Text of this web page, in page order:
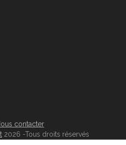
contacter
2026 -Tous droits réservés